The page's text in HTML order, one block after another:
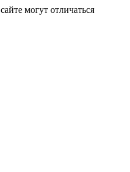
могут отличаться